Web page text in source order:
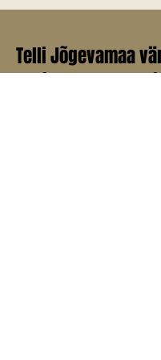
Telli Jõgevamaa
uudised endale